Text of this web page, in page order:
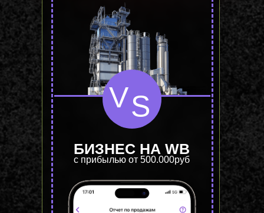
БИЗНЕС НА WB
с прибылью от 500.000руб
VS